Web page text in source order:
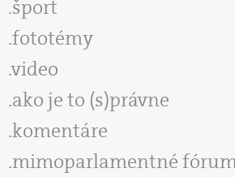
šport
fototémy
video
ako je to (s)právne
komentáre
mimoparlamentné